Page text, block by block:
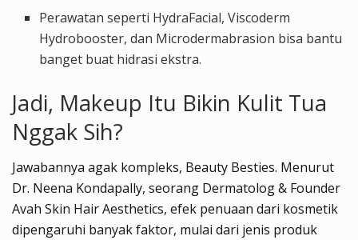
Perawatan seperti HydraFacial, Viscoderm
Hydrobooster, dan Microdermabrasion bisa bantu
banget buat hidrasi ekstra.
Jadi, Makeup Itu Bikin Kulit Tua
Nggak Sih?
Jawabannya agak kompleks, Beauty Besties. Menurut
Dr. Neena Kondapally, seorang Dermatolog & Founder
Avah Skin Hair Aesthetics, efek penuaan dari kosmetik
dipengaruhi banyak faktor, mulai dari jenis produk